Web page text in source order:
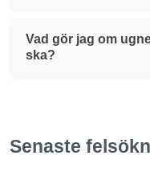
Vad gör jag om
ska?
Senaste